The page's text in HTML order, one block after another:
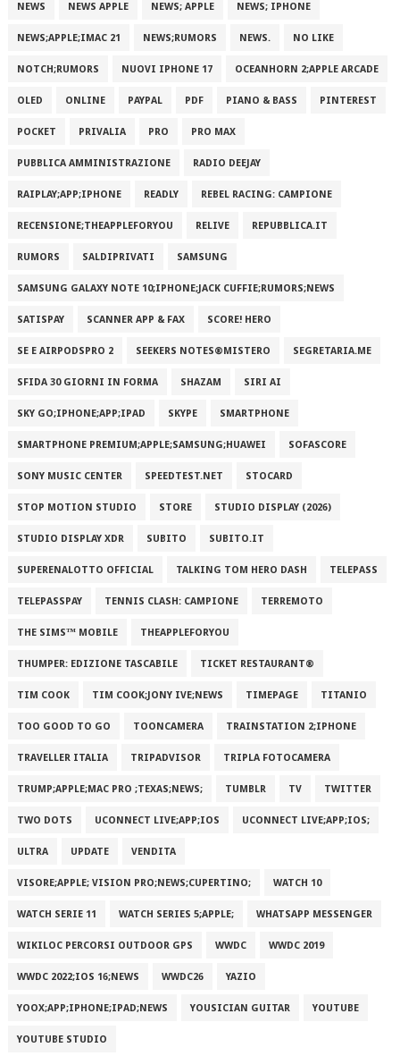
NEWS NEWS APPLE NEWS; APPLE NEWS; IPHONE
NEWS;APPLE;IMAC 21 NEWS;RUMORS NEWS. NO LIKE
NOTCH;RUMORS NUOVI IPHONE 17 OCEANHORN 2;APPLE ARCADE
OLED ONLINE PAYPAL PDF PIANO & BASS PINTEREST
POCKET PRIVALIA PRO PRO MAX
PUBBLICA AMMINISTRAZIONE RADIO DEEJAY
RAIPLAY;APP;IPHONE READLY REBEL RACING: CAMPIONE
RECENSIONE;THEAPPLEFORYOU RELIVE REPUBBLICA.IT
RUMORS SALDIPRIVATI SAMSUNG
SAMSUNG GALAXY NOTE 10;IPHONE;JACK CUFFIE;RUMORS;NEWS
SATISPAY SCANNER APP & FAX SCORE! HERO
SE E AIRPODSPRO 2 SEEKERS NOTES®MISTERO SEGRETARIA.ME
SFIDA 30 GIORNI IN FORMA SHAZAM SIRI AI
SKY GO;IPHONE;APP;IPAD SKYPE SMARTPHONE
SMARTPHONE PREMIUM;APPLE;SAMSUNG;HUAWEI SOFASCORE
SONY MUSIC CENTER SPEEDTEST.NET STOCARD
STOP MOTION STUDIO STORE STUDIO DISPLAY (2026)
STUDIO DISPLAY XDR SUBITO SUBITO.IT
SUPERENALOTTO OFFICIAL TALKING TOM HERO DASH TELEPASS
TELEPASSPAY TENNIS CLASH: CAMPIONE TERREMOTO
THE SIMS™ MOBILE THEAPPLEFORYOU
THUMPER: EDIZIONE TASCABILE TICKET RESTAURANT®
TIM COOK TIM COOK;JONY IVE;NEWS TIMEPAGE TITANIO
TOO GOOD TO GO TOONCAMERA TRAINSTATION 2;IPHONE
TRAVELLER ITALIA TRIPADVISOR TRIPLA FOTOCAMERA
TRUMP;APPLE;MAC PRO ;TEXAS;NEWS; TUMBLR TV TWITTER
TWO DOTS UCONNECT LIVE;APP;IOS UCONNECT LIVE;APP;IOS;
ULTRA UPDATE VENDITA
VISORE;APPLE; VISION PRO;NEWS;CUPERTINO; WATCH 10
WATCH SERIE 11 WATCH SERIES 5;APPLE; WHATSAPP MESSENGER
WIKILOC PERCORSI OUTDOOR GPS WWDC WWDC 2019
WWDC 2022;IOS 16;NEWS WWDC26 YAZIO
YOOX;APP;IPHONE;IPAD;NEWS YOUSICIAN GUITAR YOUTUBE
YOUTUBE STUDIO